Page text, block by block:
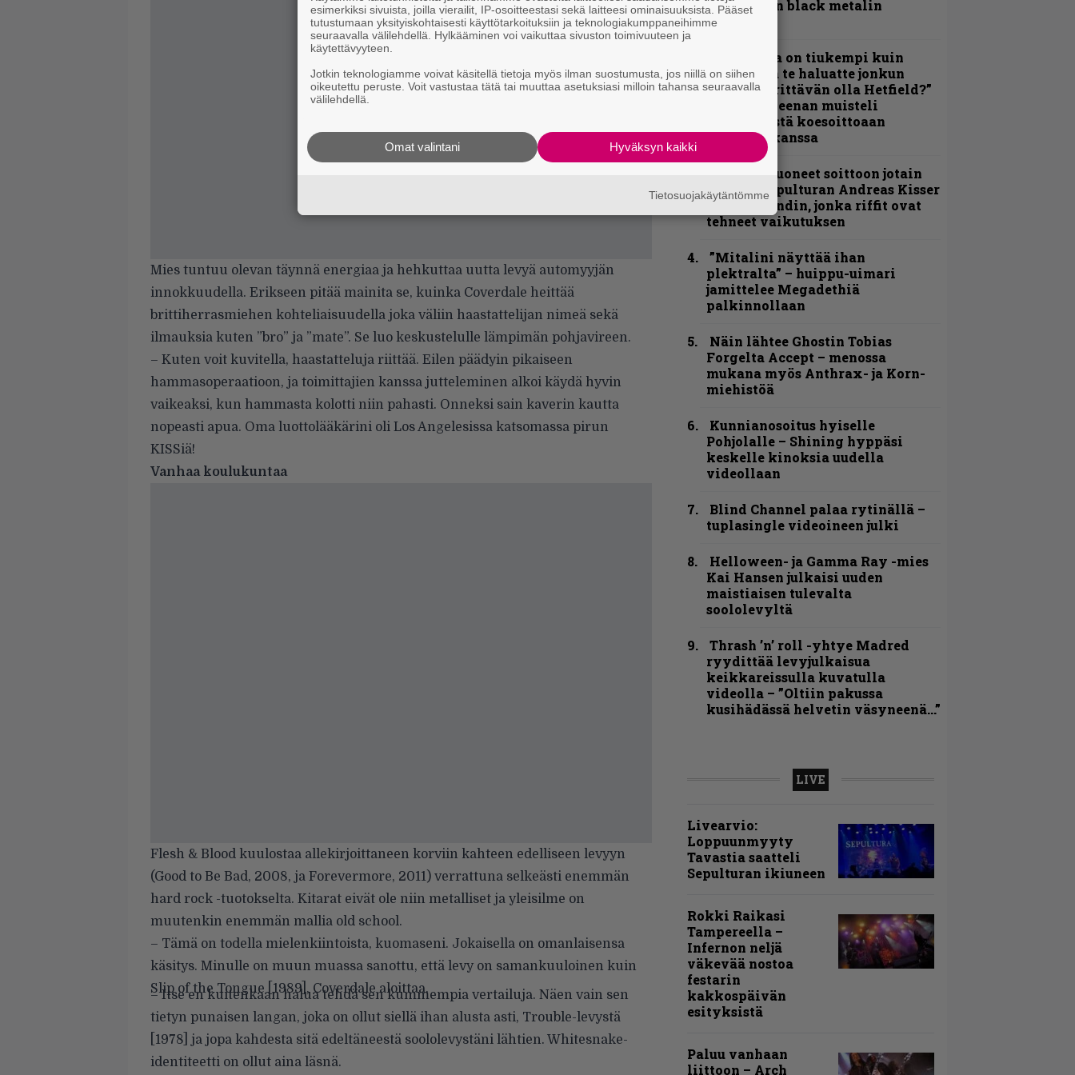
Mies tuntuu olevan täynnä energiaa ja hehkuttaa uutta levyä automyyjän
innokkuudella. Erikseen pitää mainita se, kuinka Coverdale heittää
brittiherrasmiehen kohteliaisuudella joka väliin haastattelijan nimeä sekä
ilmauksia kuten ”bro” ja ”mate”. Se luo keskustelulle lämpimän pohjavireen.
– Kuten voit kuvitella, haastatteluja riittää. Eilen päädyin pikaiseen
hammasoperaatioon, ja toimittajien kanssa jutteleminen alkoi käydä hyvin
vaikeaksi, kun hammasta kolotti niin pahasti. Onneksi sain kaverin kautta
nopeasti apua. Oma luottolääkärini oli Los Angelesissa katsomassa pirun
KISSiä!
Vanhaa koulukuntaa
Flesh & Blood kuulostaa allekirjoittaneen korviin kahteen edelliseen levyyn
(Good to Be Bad, 2008, ja Forevermore, 2011) verrattuna selkeästi enemmän
hard rock -tuotokselta. Kitarat eivät ole niin metalliset ja yleisilme on
muutenkin enemmän mallia old school.
– Tämä on todella mielenkiintoista, kuomaseni. Jokaisella on omanlaisensa
käsitys. Minulle on muun muassa sanottu, että levy on samankuuloinen kuin
Slip of the Tongue [1989], Coverdale aloittaa.
– Itse en kuitenkaan halua tehdä sen kummempia vertailuja. Näen vain sen
tietyn punaisen langan, joka on ollut siellä ihan alusta asti, Trouble-levystä
[1978] ja jopa kahdesta sitä edeltäneestä soololevystäni lähtien. Whitesnake-
identiteetti on ollut aina läsnä.
kotimaisen black metalin
merkeissä
”Metallica on tiukempi kuin
koskaan ja te haluatte jonkun
nulikan yrittävän olla Hetfield?”
– Pepper Keenan muisteli
ensimmäistä koesoittoaan
hevijätin kanssa
”He ovat tuoneet soittoon jotain
uutta” – Sepulturan Andreas Kisser
nimeää bändin, jonka riffit ovat
tehneet vaikutuksen
”Mitalini näyttää ihan
plektralta” – huippu-uimari
jamittelee Megadethiä
palkinnollaan
Näin lähtee Ghostin Tobias
Forgelta Accept – menossa
mukana myös Anthrax- ja Korn-
miehistöä
Kunnianosoitus hyiselle
Pohjolalle – Shining hyppäsi
keskelle kinoksia uudella
videollaan
Blind Channel palaa rytinällä –
tuplasingle videoineen julki
Helloween- ja Gamma Ray -mies
Kai Hansen julkaisi uuden
maistiaisen tulevalta
soololevyltä
Thrash ’n’ roll -yhtye Madred
ryydittää levyjulkaisua
keikkareissulla kuvatulla
videolla – ”Oltiin pakussa
kusihädässä helvetin väsyneenä…”
LIVE
Livearvio:
Loppuunmyyty
Tavastia saatteli
Sepulturan ikiuneen
Rokki Raikasi
Tampereella –
Infernon neljä
väkevää nostoa
festarin
kakkospäivän
esityksistä
Paluu vanhaan
liittoon – Arch
esimerkiksi sivuista, joilla vierailit, IP-osoitteestasi sekä laitteesi ominaisuuksista. Pääset
tutustumaan yksityiskohtaisesti käyttötarkoituksiin ja teknologiakumppaneihimme
seuraavalla välilehdellä. Hylkääminen voi vaikuttaa sivuston toimivuuteen ja
käytettävyyteen.
Jotkin teknologiamme voivat käsitellä tietoja myös ilman suostumusta, jos niillä on siihen
oikeutettu peruste. Voit vastustaa tätä tai muuttaa asetuksiasi milloin tahansa seuraavalla
välilehdellä.
Hyväksyn kaikki
Omat valintani
Tietosuojakäytäntömme